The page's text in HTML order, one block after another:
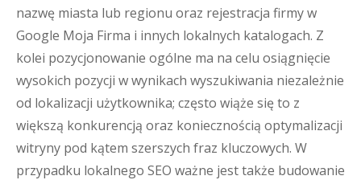
nazwę miasta lub regionu oraz rejestracja firmy w
Google Moja Firma i innych lokalnych katalogach. Z
kolei pozycjonowanie ogólne ma na celu osiągnięcie
wysokich pozycji w wynikach wyszukiwania niezależnie
od lokalizacji użytkownika; często wiąże się to z
większą konkurencją oraz koniecznością optymalizacji
witryny pod kątem szerszych fraz kluczowych. W
przypadku lokalnego SEO ważne jest także budowanie